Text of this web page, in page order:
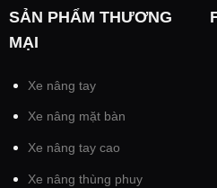
SẢN PHẨM THƯƠNG
MẠI
Xe nâng tay
Xe nâng mặt bàn
Xe nâng tay cao
Xe nâng thùng phuy